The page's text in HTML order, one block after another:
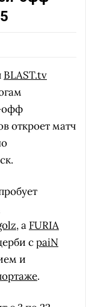
BLAST.tv
офф
откроет матч
, а FURIA
сpaiN
и
.